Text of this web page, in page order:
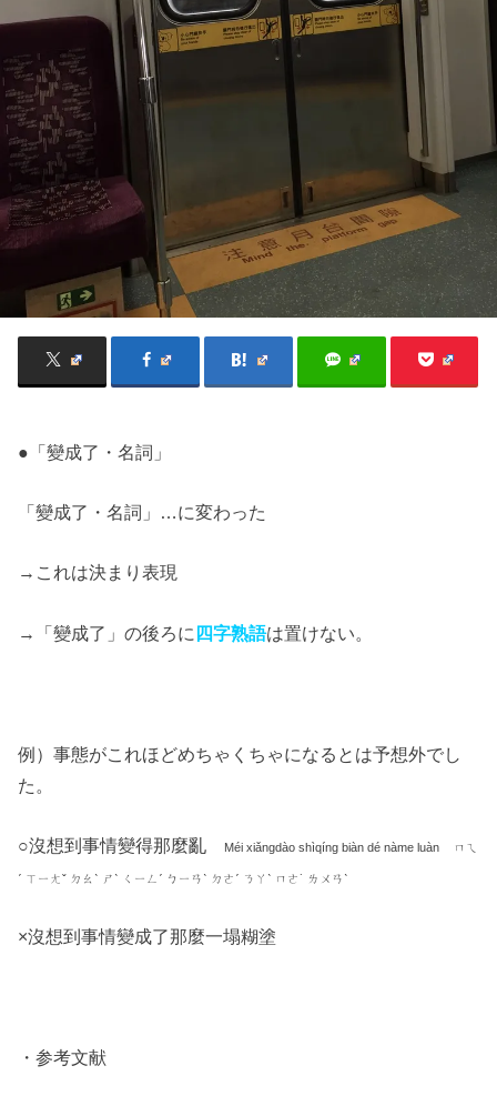
● 「變成了・名詞」
「變成了・名詞」 …に変わった
→ これは決まり表現
→ 「變成了」の後ろに 四字熟語は置けない。
例）事態がこれほどめちゃくちゃになるとは予想外でし
た。
○沒想到事情變得那麼亂 Méi xiǎngdào shìqíng biàn dé nàme luàn ㄇㄟ
ˊ ㄒㄧㄤˇ ㄉㄠˋ ㄕˋ ㄑㄧㄥˊ ㄅㄧㄢˋ ㄉㄜˊ ㄋㄚˋ ㄇㄜ˙ ㄌㄨㄢˋ
×沒想到事情變成了那麼一塌糊塗
・参考文献